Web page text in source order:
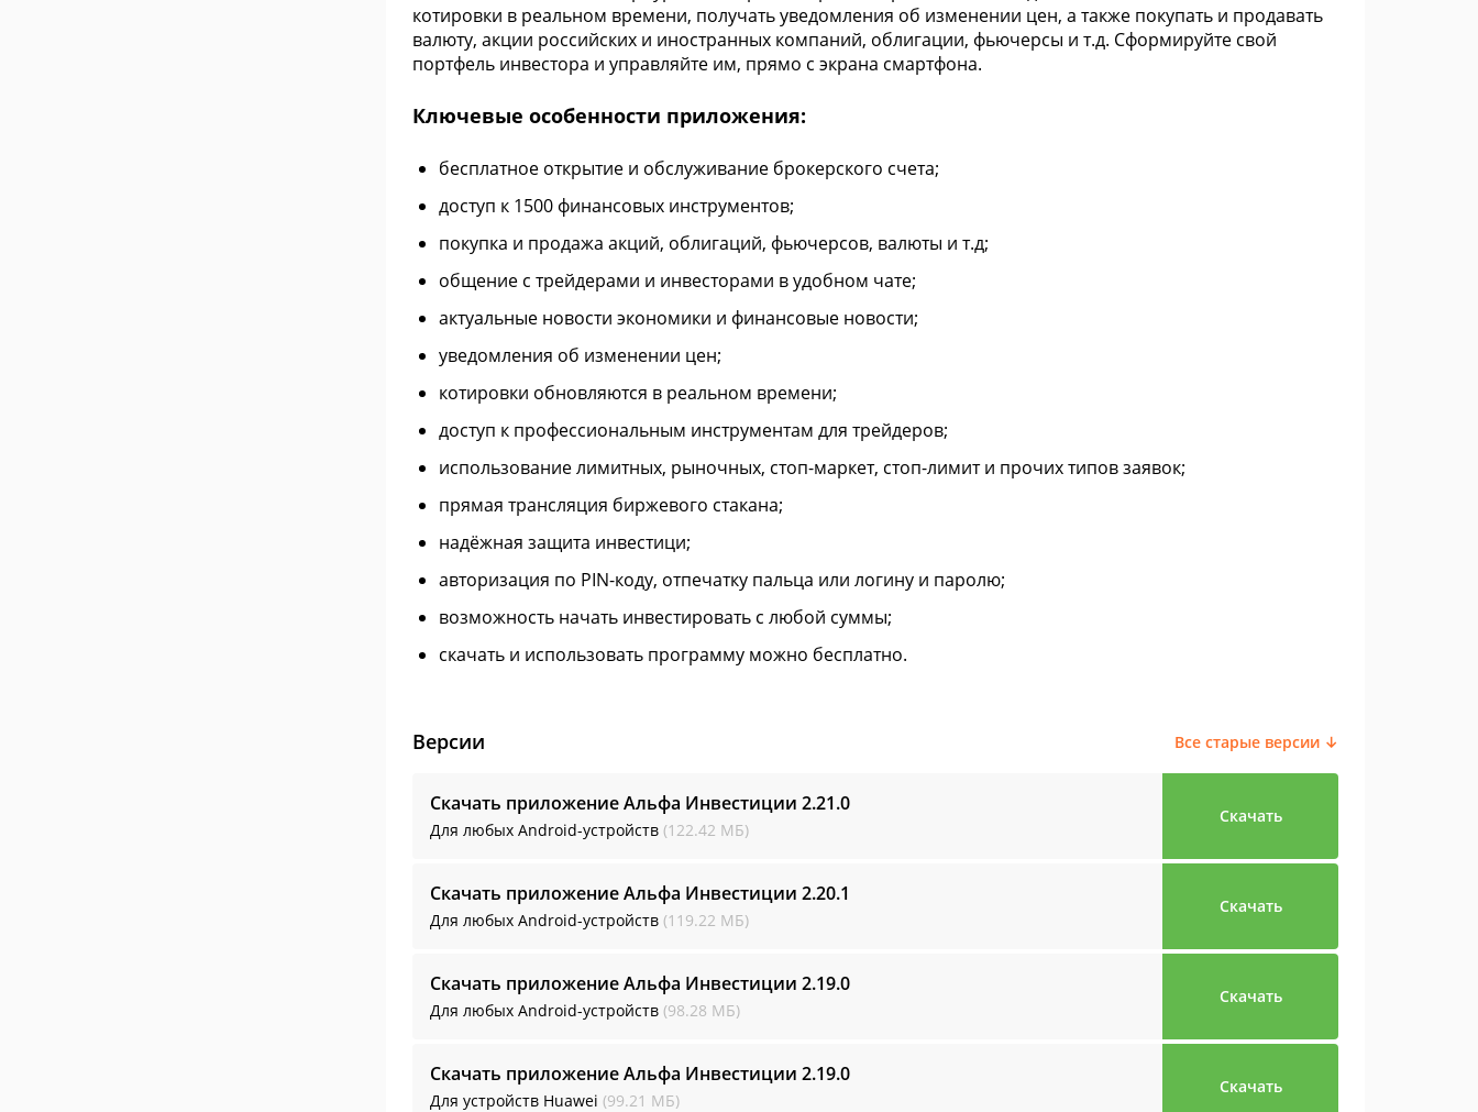
котировки в реальном времени, получать уведомления об изменении цен, а также покупать и продавать
валюту, акции российских и иностранных компаний, облигации, фьючерсы и т.д. Сформируйте свой
портфель инвестора и управляйте им, прямо с экрана смартфона.
Ключевые особенности приложения:
бесплатное открытие и обслуживание брокерского счета;
доступ к 1500 финансовых инструментов;
покупка и продажа акций, облигаций, фьючерсов, валюты и т.д;
общение с трейдерами и инвесторами в удобном чате;
актуальные новости экономики и финансовые новости;
уведомления об изменении цен;
котировки обновляются в реальном времени;
доступ к профессиональным инструментам для трейдеров;
использование лимитных, рыночных, стоп-маркет, стоп-лимит и прочих типов заявок;
прямая трансляция биржевого стакана;
надёжная защита инвестици;
авторизация по PIN-коду, отпечатку пальца или логину и паролю;
возможность начать инвестировать с любой суммы;
скачать и использовать программу можно бесплатно.
Версии Все старые версии ↓
Скачать приложение Альфа Инвестиции 2.21.0
Для любых Android-устройств (122.42 МБ)
Скачать
Скачать приложение Альфа Инвестиции 2.20.1
Для любых Android-устройств (119.22 МБ)
Скачать
Скачать приложение Альфа Инвестиции 2.19.0
Для любых Android-устройств (98.28 МБ)
Скачать
Скачать приложение Альфа Инвестиции 2.19.0
Для устройств Huawei (99.21 МБ)
Скачать